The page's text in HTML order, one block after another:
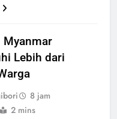
Myanmar
Lebih dari
8 jam
2 mins